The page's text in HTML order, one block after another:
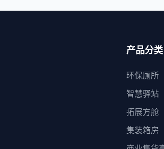
产品分类
环保厕所
智慧驿站
拓展方舱
集装箱房